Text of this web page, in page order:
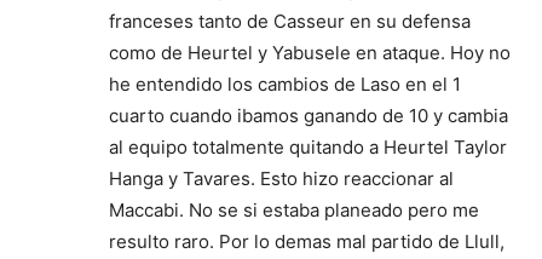
franceses tanto de Casseur en su defensa
como de Heurtel y Yabusele en ataque. Hoy no
he entendido los cambios de Laso en el 1
cuarto cuando ibamos ganando de 10 y cambia
al equipo totalmente quitando a Heurtel Taylor
Hanga y Tavares. Esto hizo reaccionar al
Maccabi. No se si estaba planeado pero me
resulto raro. Por lo demas mal partido de Llull,